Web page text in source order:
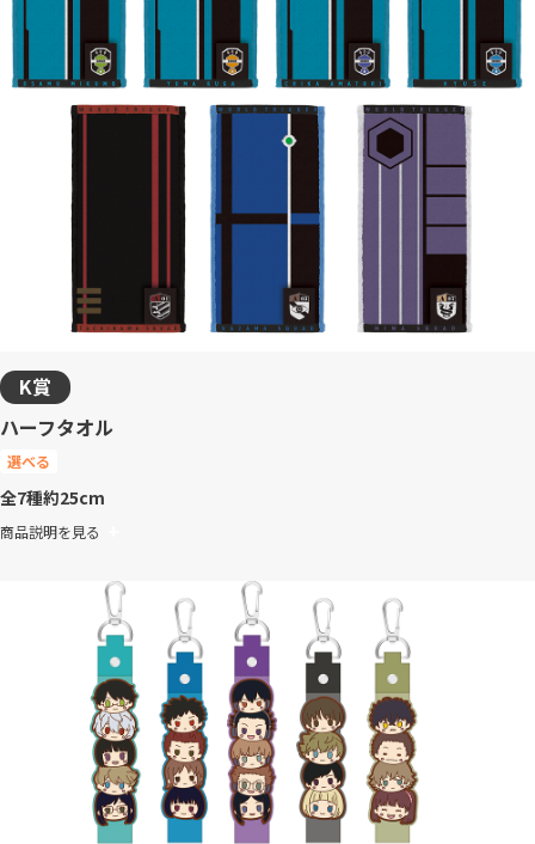
K賞
ハーフタオル
選べる
全7種約25cm
商品説明を見る